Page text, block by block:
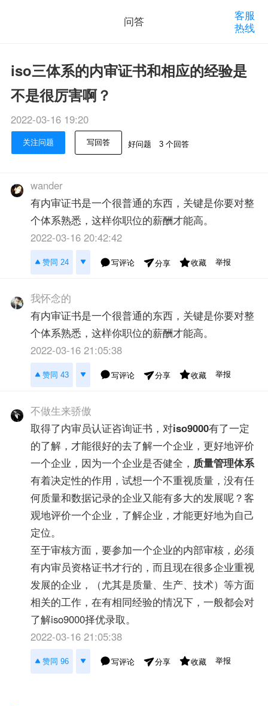
问答
客服
热线
iso三体系的内审证书和相应的经验是
不是很厉害啊？
2022-03-16 19:20
关注问题 写回答 好问题 3 个回答
wander
有内审证书是一个很普通的东西，关键是你要对整
个体系熟悉，这样你职位的薪酬才能高。
2022-03-16 20:42:42
赞同 24 写评论 分享 收藏 举报
我怀念的
有内审证书是一个很普通的东西，关键是你要对整
个体系熟悉，这样你职位的薪酬才能高。
2022-03-16 21:05:38
赞同 43 写评论 分享 收藏 举报
不做生来骄傲
取得了内审员认证咨询证书，对iso9000有了一定
的了解，才能很好的去了解一个企业，更好地评价
一个企业，因为一个企业是否健全， 质量管理体系
有着决定性的作用，试想一个不重视质量，没有任
何质量和数据记录的企业又能有多大的发展呢？客
观地评价一个企业，了解企业，才能更好地为自己
定位。
至于审核方面，要参加一个企业的内部审核，必须
有内审员资格证书才行的，而且现在很多企业重视
发展的企业，（尤其是质量、生产、技术）等方面
相关的工作，在有相同经验的情况下，一般都会对
了解iso9000择优录取。
2022-03-16 21:05:38
赞同 96 写评论 分享 收藏 举报